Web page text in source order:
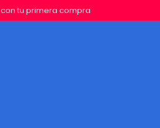
con tu primera compra